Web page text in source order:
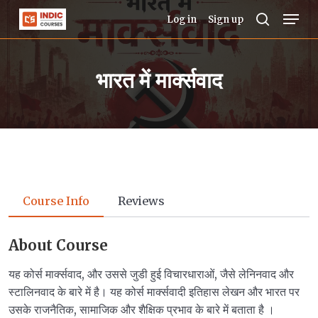
Skip
Log in Sign up
भारत में मार्क्सवाद
Course Info Reviews
About Course
यह कोर्स मार्क्सवाद, और उससे जुडी हुई विचारधाराओं, जैसे लेनिनवाद और
स्टालिनवाद के बारे में है। यह कोर्स मार्क्सवादी इतिहास लेखन और भारत पर
उसके राजनैतिक, सामाजिक और शैक्षिक प्रभाव के बारे में बताता है ।